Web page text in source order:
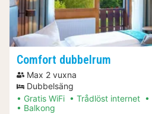
Comfort dubbelrum
Max 2 vuxna
Dubbelsäng
Gratis WiFi
Trådlöst internet
Balkong